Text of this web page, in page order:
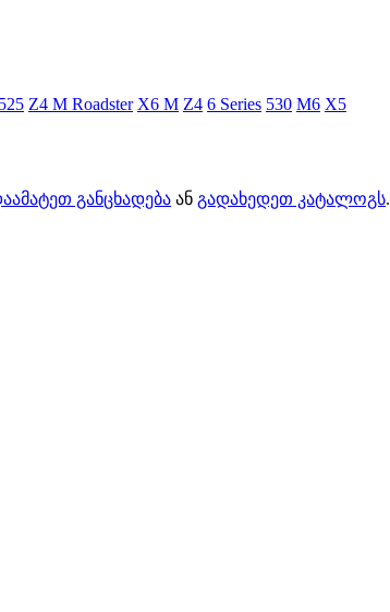
525 Z4 M Roadster X6 M Z4 6 Series 530 M6 X5
განცხადება ან გადახედეთ კატალოგს.